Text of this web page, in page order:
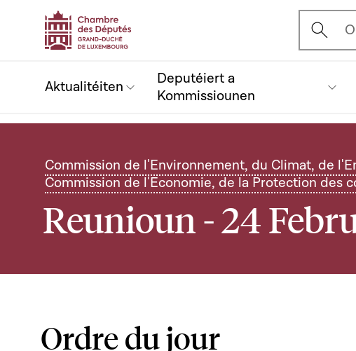
Ouvrir
Aktualitéiten
Deputéiert a
Kommissiounen
Commission de l'Environnement, du Climat, de
Commission de l'Economie, de la Protection des
Reunioun - 24
Ordre du jour